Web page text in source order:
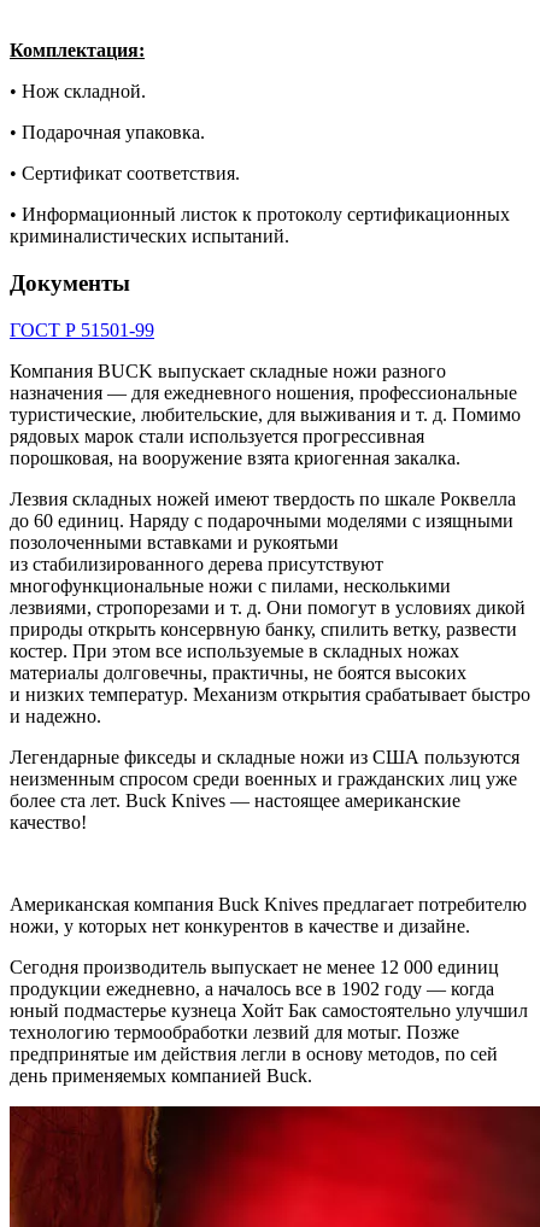
Комплектация:
• Нож складной.
• Подарочная упаковка.
• Сертификат соответствия.
• Информационный листок к протоколу сертификационных
криминалистических испытаний.
Документы
ГОСТ Р 51501-99
Компания BUCK выпускает складные ножи разного
назначения — для ежедневного ношения, профессиональные
туристические, любительские, для выживания и т. д. Помимо
рядовых марок стали используется прогрессивная
порошковая, на вооружение взята криогенная закалка.
Лезвия складных ножей имеют твердость по шкале Роквелла
до 60 единиц. Наряду с подарочными моделями с изящными
позолоченными вставками и рукоятьми
из стабилизированного дерева присутствуют
многофункциональные ножи с пилами, несколькими
лезвиями, стропорезами и т. д. Они помогут в условиях дикой
природы открыть консервную банку, спилить ветку, развести
костер. При этом все используемые в складных ножах
материалы долговечны, практичны, не боятся высоких
и низких температур. Механизм открытия срабатывает быстро
и надежно.
Легендарные фикседы и складные ножи из США пользуются
неизменным спросом среди военных и гражданских лиц уже
более ста лет. Buck Knives — настоящее американские
качество!
Американская компания Buck Knives предлагает потребителю
ножи, у которых нет конкурентов в качестве и дизайне.
Сегодня производитель выпускает не менее 12 000 единиц
продукции ежедневно, а началось все в 1902 году — когда
юный подмастерье кузнеца Хойт Бак самостоятельно улучшил
технологию термообработки лезвий для мотыг. Позже
предпринятые им действия легли в основу методов, по сей
день применяемых компанией Buck.